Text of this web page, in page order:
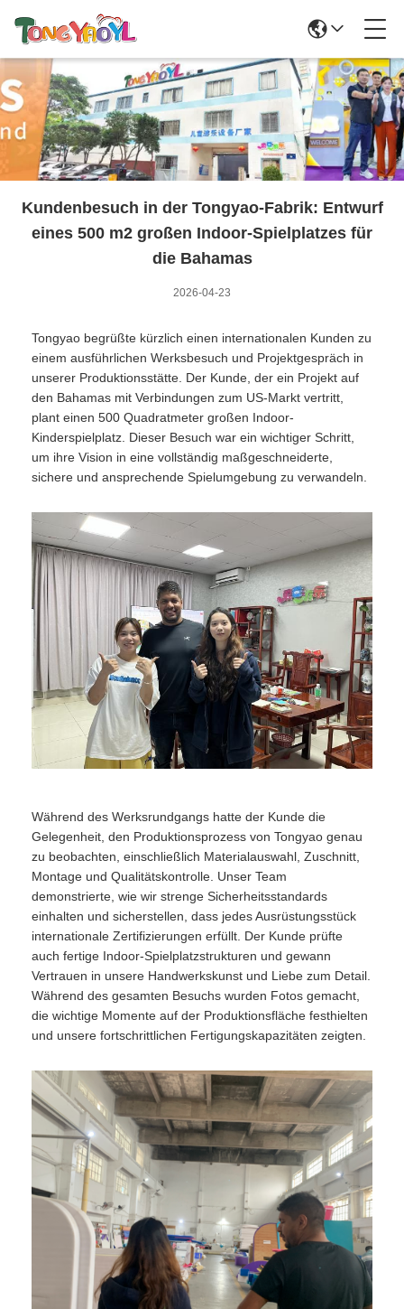
Kundenbesuch in der Tongyao-Fabrik: Entwurf
eines 500 m2 großen Indoor-Spielplatzes für
die Bahamas
2026-04-23
Tongyao begrüßte kürzlich einen internationalen Kunden zu
einem ausführlichen Werksbesuch und Projektgespräch in
unserer Produktionsstätte. Der Kunde, der ein Projekt auf
den Bahamas mit Verbindungen zum US-Markt vertritt,
plant einen 500 Quadratmeter großen Indoor-
Kinderspielplatz. Dieser Besuch war ein wichtiger Schritt,
um ihre Vision in eine vollständig maßgeschneiderte,
sichere und ansprechende Spielumgebung zu verwandeln.
Während des Werksrundgangs hatte der Kunde die
Gelegenheit, den Produktionsprozess von Tongyao genau
zu beobachten, einschließlich Materialauswahl, Zuschnitt,
Montage und Qualitätskontrolle. Unser Team
demonstrierte, wie wir strenge Sicherheitsstandards
einhalten und sicherstellen, dass jedes Ausrüstungsstück
internationale Zertifizierungen erfüllt. Der Kunde prüfte
auch fertige Indoor-Spielplatzstrukturen und gewann
Vertrauen in unsere Handwerkskunst und Liebe zum Detail.
Während des gesamten Besuchs wurden Fotos gemacht,
die wichtige Momente auf der Produktionsfläche festhielten
und unsere fortschrittlichen Fertigungskapazitäten zeigten.